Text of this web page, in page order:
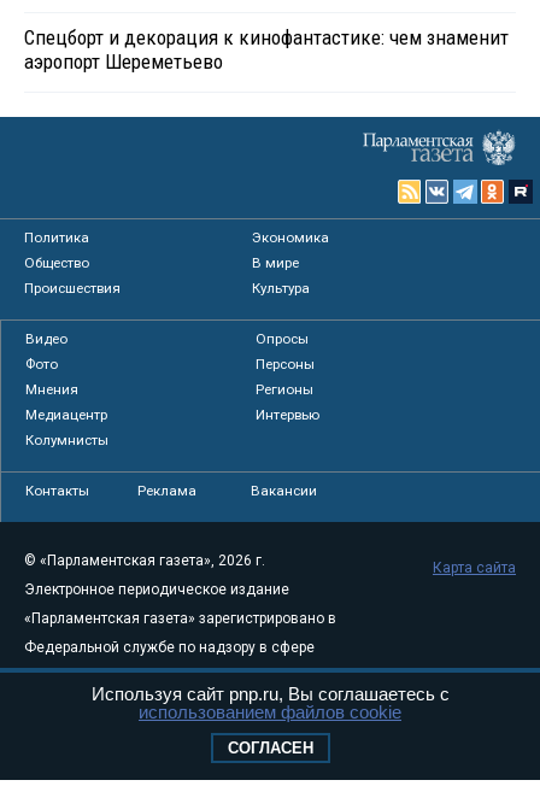
Спецборт и декорация к кинофантастике: чем знаменит
аэропорт Шереметьево
Политика
Экономика
Общество
В мире
Происшествия
Культура
Видео
Опросы
Фото
Персоны
Мнения
Регионы
Медиацентр
Интервью
Колумнисты
Контакты Реклама Вакансии
© «Парламентская газета», 2026 г.
Электронное периодическое издание
«Парламентская газета» зарегистрировано в
Федеральной службе по надзору в сфере
связи, информационных технологий и
массовых коммуникаций (Роскомнадзор) 05
Свидетельство о регистрации Эл № ФС77-
Карта сайта
Используя сайт pnp.ru, Вы соглашаетесь с
использованием файлов cookie
СОГЛАСЕН